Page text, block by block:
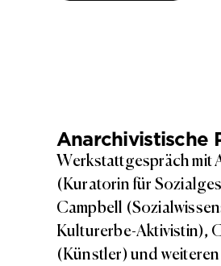
Anarchivistische
Werkstattgespräch mit
(Kuratorin für
Campbell
Kulturerbe-Aktivistin),
(Künstler) und